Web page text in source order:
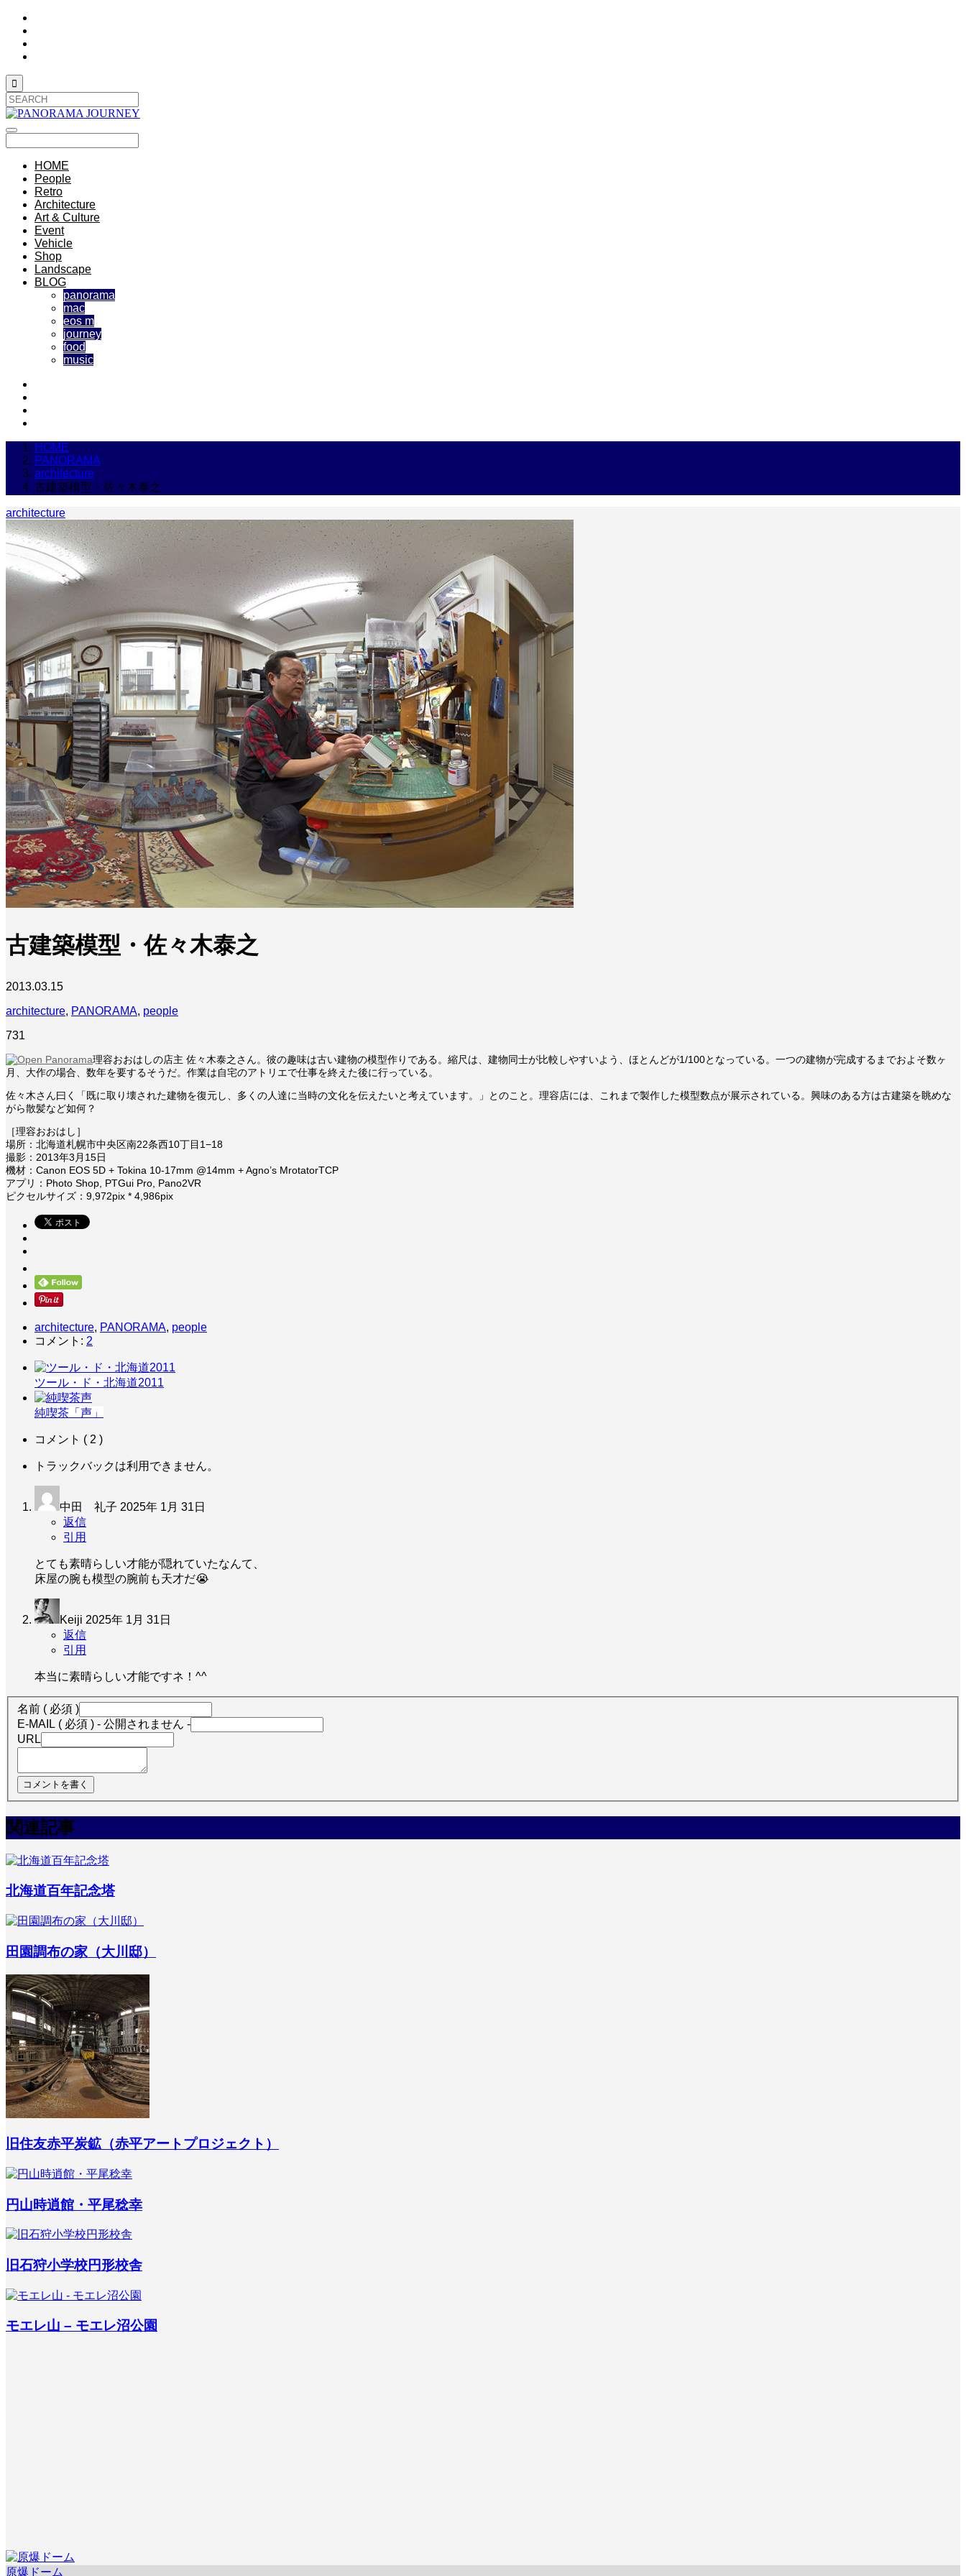

HOME
People
Retro
Architecture
Art & Culture
Event
Vehicle
Shop
Landscape
BLOG
panorama
mac
eos m
journey
food
music
HOME
PANORAMA
architecture
古建築模型・佐々木泰之
architecture
古建築模型・佐々木泰之
2013.03.15
architecture, PANORAMA, people
731
理容おおはしの店主 佐々木泰之さん。彼の趣味は古い建物の模型作りである。縮尺は、建物同士が比較しやすいよう、ほとんどが1/100となっている。一つの建物が完成するまでおよそ数ヶ
月、大作の場合、数年を要するそうだ。作業は自宅のアトリエで仕事を終えた後に行っている。
佐々木さん曰く「既に取り壊された建物を復元し、多くの人達に当時の文化を伝えたいと考えています。」とのこと。理容店には、これまで製作した模型数点が展示されている。興味のある方は古建築を眺めな
がら散髪など如何？
［理容おおはし］
場所：北海道札幌市中央区南22条西10丁目1−18
撮影：2013年3月15日
機材：Canon EOS 5D + Tokina 10-17mm @14mm + Agno’s MrotatorTCP
アプリ：Photo Shop, PTGui Pro, Pano2VR
ピクセルサイズ：9,972pix * 4,986pix
architecture, PANORAMA, people
コメント: 2
ツール・ド・北海道2011
純喫茶「声」
コメント ( 2 )
トラックバックは利用できません。
中田 礼子 2025年 1月 31日
返信
引用
とても素晴らしい才能が隠れていたなんて、
床屋の腕も模型の腕前も天才だ😭
Keiji 2025年 1月 31日
返信
引用
本当に素晴らしい才能ですネ！^^
名前 ( 必須 )
E-MAIL ( 必須 ) - 公開されません -
URL
関連記事
北海道百年記念塔
田園調布の家（大川邸）
旧住友赤平炭鉱（赤平アートプロジェクト）
円山時逍館・平尾稔幸
旧石狩小学校円形校舎
モエレ山 – モエレ沼公園
原爆ドーム